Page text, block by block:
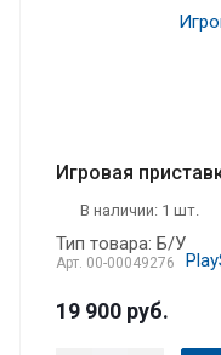
Игровая
В наличии: 1 шт.
Тип товара: Б/У
Арт. 00-00049276
19 900 руб.